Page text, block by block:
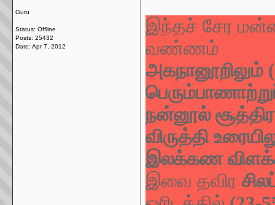
Guru
Status: Offline
Posts: 25432
Date: Apr 7, 2012
இந்தச் சேர
வண்ணம்
அகநானூறிலும்
நன்னூல் சூத்திர
விருத்தி
இலக்கண விளக்க
இவை தவிர